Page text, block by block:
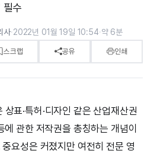
필수
사·2022년 01월 19일 10:54·약 6분
스크랩 공유 인쇄
표·특허·디자인 같은 산업재산권
에 관한 저작권을 총칭하는 개념이
요성은 커졌지만 여전히 전문 영